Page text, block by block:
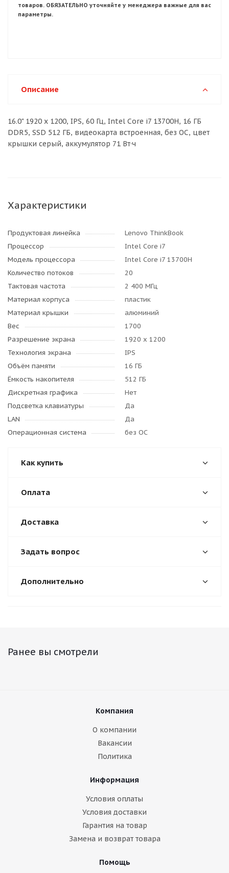
товаров. ОБЯЗАТЕЛЬНО уточняйте у менеджера важные для вас
параметры.
Описание
16.0" 1920 x 1200, IPS, 60 Гц, Intel Core i7 13700H, 16 ГБ
DDR5, SSD 512 ГБ, видеокарта встроенная, без ОС, цвет
крышки серый, аккумулятор 71 Вт·ч
Характеристики
Продуктовая линейка
Lenovo ThinkBook
Процессор
Intel Core i7
Модель процессора
Intel Core i7 13700H
Количество потоков
20
Тактовая частота
2 400 МГц
Материал корпуса
пластик
Материал крышки
алюминий
Вес
1700
Разрешение экрана
1920 x 1200
Технология экрана
IPS
Объём памяти
16 ГБ
Ёмкость накопителя
512 ГБ
Дискретная графика
Нет
Подсветка клавиатуры
Да
LAN
Да
Операционная система
без ОС
Как купить
Оплата
Доставка
Задать вопрос
Дополнительно
Ранее вы смотрели
Компания
О компании
Вакансии
Политика
Информация
Условия оплаты
Условия доставки
Гарантия на товар
Замена и возврат товара
Помощь